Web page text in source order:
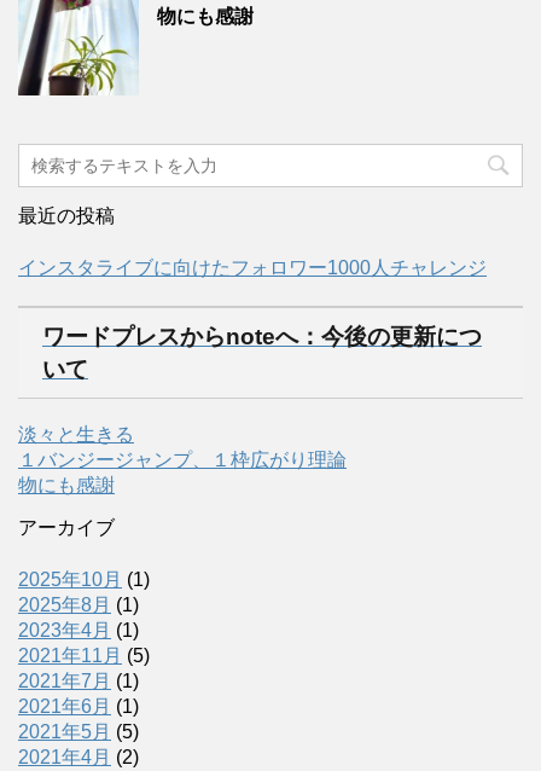
物にも感謝
最近の投稿
インスタライブに向けたフォロワー1000人チャレンジ
ワードプレスからnoteへ：今後の更新につ
いて
淡々と生きる
１バンジージャンプ、１枠広がり理論
物にも感謝
アーカイブ
2025年10月 (1)
2025年8月 (1)
2023年4月 (1)
2021年11月 (5)
2021年7月 (1)
2021年6月 (1)
2021年5月 (5)
2021年4月 (2)